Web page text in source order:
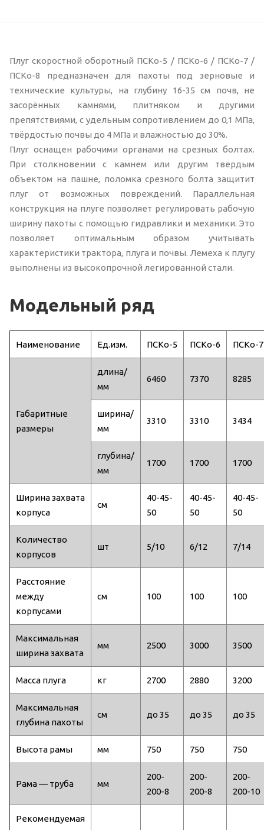
Плуг скоростной оборотный ПСКо-5 / ПСКо-6 / ПСКо-7 /
ПСКо-8 предназначен для пахоты под зерновые и
технические культуры, на глубину 16-35 см почв, не
засорённых камнями, плитняком и другими
препятствиями, с удельным сопротивлением до 0,1 МПа,
твёрдостью почвы до 4 МПа и влажностью до 30%.
Плуг оснащен рабочими органами на срезных болтах.
При столкновении с камнем или другим твердым
объектом на пашне, поломка срезного болта защитит
плуг от возможных повреждений. Параллельная
конструкция на плуге позволяет регулировать рабочую
ширину пахоты с помощью гидравлики и механики. Это
позволяет оптимальным образом учитывать
характеристики трактора, плуга и почвы. Лемеха к плугу
выполнены из высокопрочной легированной стали.
Модельный ряд
Наименование Eд.изм. ПСКо-5 ПСКо-6 ПСКо-7
Габаритные
размеры
длина/
мм
6460 7370 8285
ширина/
мм
3310 3310 3434
глубина/
мм
1700 1700 1700
Ширина захвата
корпуса
см
40-45-
50
40-45-
50
40-45-
50
Количество
корпусов
шт 5/10 6/12 7/14
Расстояние
между
корпусами
см 100 100 100
Максимальная
ширина захвата
мм 2500 3000 3500
Масса плуга кг 2700 2880 3200
Максимальная
глубина пахоты
см до 35 до 35 до 35
Высота рамы мм 750 750 750
Рама — труба мм
200-
200-8
200-
200-8
200-
200-10
Рекомендуемая